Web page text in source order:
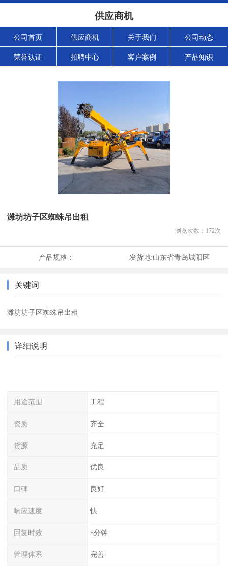
供应商机
公司首页 供应商机 关于我们 公司动态
荣誉认证 招聘中心 客户案例 产品知识
潍坊坊子区蜘蛛吊出租
浏览次数： 172次
产品规格： 发货地:山东省青岛城阳区
关键词
潍坊坊子区蜘蛛吊出租
详细说明
用途范围 工程
资质 齐全
货源 充足
品质 优良
口碑 良好
响应速度 快
回复时效 5分钟
管理体系 完善